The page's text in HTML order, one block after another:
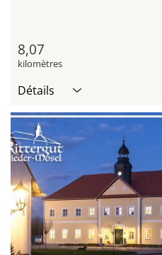
8,07
kilomètres
Détails